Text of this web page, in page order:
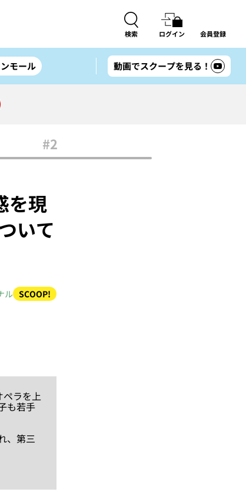
検索 ログイン 会員登録
モール 動画でスクープを見る！
#2
を現
いて
ル SCOOP!
ペラを上
も若手
、第三